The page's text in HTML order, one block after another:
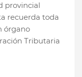
provincial
recuerda toda
órgano
Tributaria